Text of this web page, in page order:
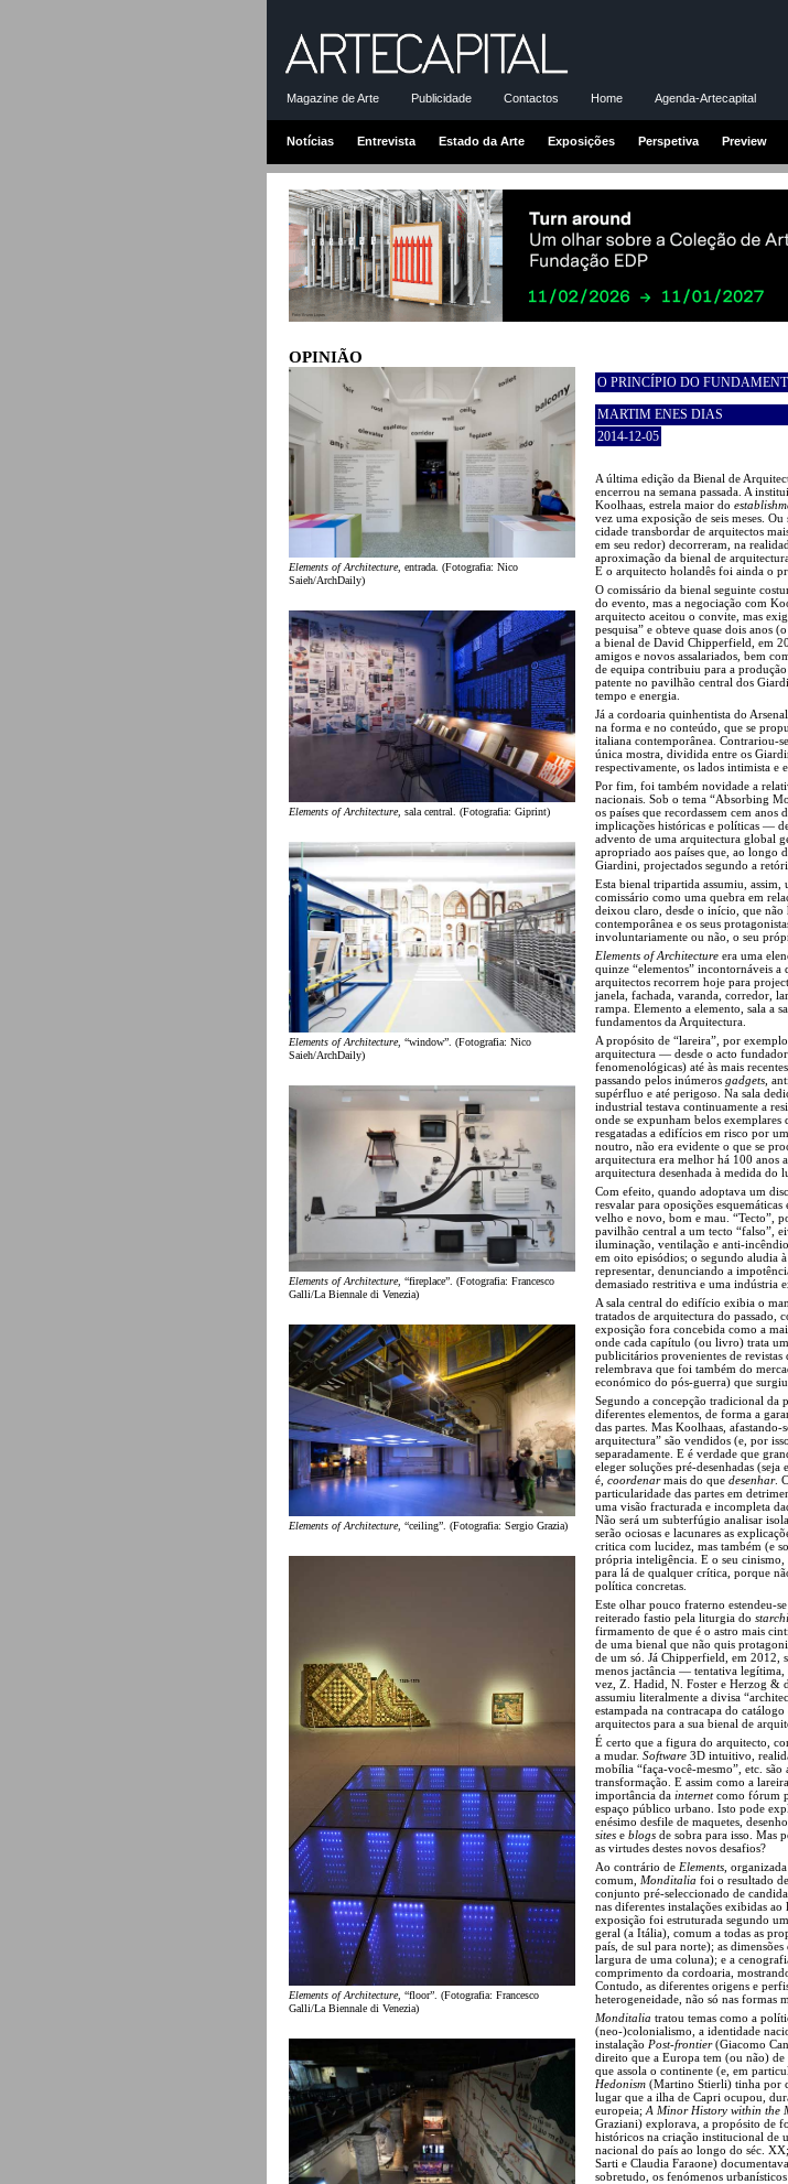
Magazine de Arte Publicidade Contactos Home Agenda-Artecapital
Notícias Entrevista Estado da Arte Exposições Perspetiva Preview
OPINIÃO
Elements of Architecture, entrada. (Fotografia: Nico
Saieh/ArchDaily)
Elements of Architecture, sala central. (Fotografia: Giprint)
Elements of Architecture, “window”. (Fotografia: Nico
Saieh/ArchDaily)
Elements of Architecture, “fireplace”. (Fotografia: Francesco
Galli/La Biennale di Venezia)
Elements of Architecture, “ceiling”. (Fotografia: Sergio Grazia)
Elements of Architecture, “floor”. (Fotografia: Francesco
Galli/La Biennale di Venezia)
O PRINCÍPIO DO
MARTIM ENES DIAS
2014-12-05
A última edição da Bienal de
encerrou na semana passada. A
Koolhaas, estrela maior do
vez uma exposição de seis meses.
cidade transbordar de arquitectos
em seu redor) decorreram, na
aproximação da bienal de
E o arquitecto holandês foi ainda o
O comissário da bienal seguinte
do evento, mas a negociação com
arquitecto aceitou o convite, mas
pesquisa” e obteve quase dois anos
a bienal de David Chipperfield, em
amigos e novos assalariados, bem
de equipa contribuiu para a
patente no pavilhão central dos
tempo e energia.
Já a cordoaria quinhentista do
na forma e no conteúdo, que se
italiana contemporânea. Contrariou-
única mostra, dividida entre os
respectivamente, os lados intimista e
Por fim, foi também novidade a
nacionais. Sob o tema “Absorbing
os países que recordassem cem anos
implicações históricas e políticas —
advento de uma arquitectura global
apropriado aos países que, ao longo
Giardini, projectados segundo a
Esta bienal tripartida assumiu, assim,
comissário como uma quebra em
deixou claro, desde o início, que não
contemporânea e os seus
involuntariamente ou não, o seu
Elements of Architecture era uma
quinze “elementos” incontornáveis a
arquitectos recorrem hoje para
janela, fachada, varanda, corredor,
rampa. Elemento a elemento, sala a
fundamentos da Arquitectura.
A propósito de “lareira”, por
arquitectura — desde o acto
fenomenológicas) até às mais
passando pelos inúmeros gadgets ,
supérfluo e até perigoso. Na sala
industrial testava continuamente a
onde se expunham belos exemplares
resgatadas a edifícios em risco por
noutro, não era evidente o que se
arquitectura era melhor há 100 anos
arquitectura desenhada à medida do
Com efeito, quando adoptava um
resvalar para oposições
velho e novo, bom e mau. “Tecto”,
pavilhão central a um tecto “falso”,
iluminação, ventilação e anti-
em oito episódios; o segundo aludia
representar, denunciando a
demasiado restritiva e uma indústria
A sala central do edifício exibia o
tratados de arquitectura do passado,
exposição fora concebida como a
onde cada capítulo (ou livro) trata
publicitários provenientes de revistas
relembrava que foi também do
económico do pós-guerra) que
Segundo a concepção tradicional da
diferentes elementos, de forma a
das partes. Mas Koolhaas,
arquitectura” são vendidos (e, por
separadamente. E é verdade que
eleger soluções pré-desenhadas
é, coordenarmais do que desenhar.
particularidade das partes em
uma visão fracturada e incompleta
Não será um subterfúgio analisar
serão ociosas e lacunares as
critica com lucidez, mas também (e
própria inteligência. E o seu
para lá de qualquer crítica, porque
política concretas.
Este olhar pouco fraterno estendeu-
reiterado fastio pela liturgia do
firmamento de que é o astro mais
de uma bienal que não quis
de um só. Já Chipperfield, em 2012,
menos jactância — tentativa legítima,
vez, Z. Hadid, N. Foster e Herzog &
assumiu literalmente a divisa
estampada na contracapa do
arquitectos para a sua bienal de
É certo que a figura do arquitecto,
a mudar. Software 3D intuitivo,
mobília “faça-você-mesmo”, etc. são
transformação. E assim como a
importância da internetcomo fórum
espaço público urbano. Isto pode
enésimo desfile de maquetes,
sites e blogs de sobra para isso. Mas
as virtudes destes novos desafios?
Ao contrário de Elements ,
comum, Monditalia foi o resultado
conjunto pré-seleccionado de
nas diferentes instalações exibidas
exposição foi estruturada segundo
geral (a Itália), comum a todas as
país, de sul para norte); as
largura de uma coluna); e a
comprimento da cordoaria,
Contudo, as diferentes origens e
heterogeneidade, não só nas formas
Monditalia tratou temas como a
(neo-)colonialismo, a identidade
instalação Post-frontier(Giacomo
direito que a Europa tem (ou não) de
que assola o continente (e, em
Hedonism (Martino Stierli) tinha por
lugar que a ilha de Capri ocupou,
europeia; A Minor History within the
Graziani) explorava, a propósito de
históricos na criação institucional de
nacional do país ao longo do séc. XX;
Sarti e Claudia Faraone)
sobretudo, os fenómenos